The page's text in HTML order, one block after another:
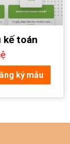
kế toán
ký mẫu